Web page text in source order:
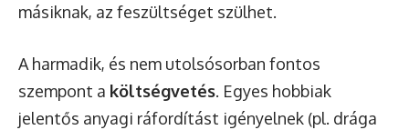
másiknak, az feszültséget szülhet.
A harmadik, és nem utolsósorban fontos
szempont a költségvetés. Egyes hobbiak
jelentős anyagi ráfordítást igényelnek (pl. drága